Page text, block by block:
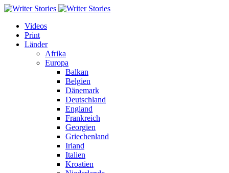
Videos
Print
Länder
Afrika
Europa
Balkan
Belgien
Dänemark
Deutschland
England
Frankreich
Georgien
Griechenland
Irland
Italien
Kroatien